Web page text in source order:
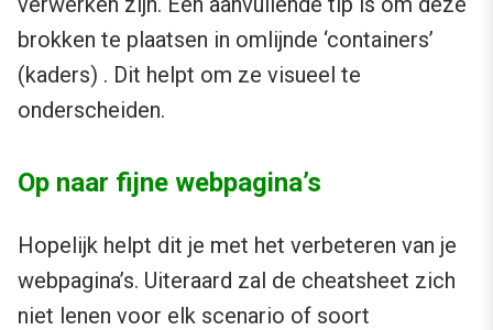
brokken te plaatsen in omlijnde ‘containers’
(kaders) . Dit helpt om ze visueel te
onderscheiden.
Op naar fijne webpagina’s
Hopelijk helpt dit je met het verbeteren van je
webpagina’s. Uiteraard zal de cheatsheet zich
niet lenen voor elk scenario of soort